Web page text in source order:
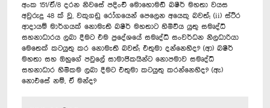
අංක 151/ඒ/8 දරන නිවසේ පදිංචි මොහොමඩ් බෂීර් මහතා වයස
අවුරුදු 48 ක් වූ, වකුගඩු රෝගයෙන් පෙලෙන අයෙකු බවත්; (ii) ස්ථිර
ආදායම් මාර්ගයක් නොමැති බෂීර් මහතාට හිමිවිය යුතු සමෘද්ධි
සහනාධාරය ලබා දීමට එම ප්‍රදේශයේ සමෘද්ධි සංවර්ධන නිලධාරියා
මෙතෙක් කටයුතු කර නොමැති බවත්; එතුමා දන්නෙහිද? (ආ) බෂීර්
මහතා සහ ඔහුගේ පවුලේ සාමාජිකයින්ට නොපමාව සමෘද්ධි
සහනාධාර හිමිකම ලබා දීමට එතුමා කටයුතු කරන්නෙහිද? (ඇ)
නොඑසේ නම්, ඒ මන්ද?